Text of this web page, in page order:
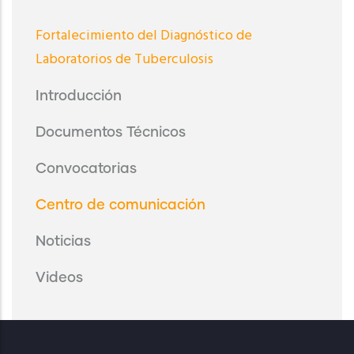
Menu
Fortalecimiento
del
de
de
Fortalecimiento del Diagnóstico de
Laboratorios de Tuberculosis
Introducción
Documentos Técnicos
Convocatorias
Centro de comunicación
Noticias
Videos